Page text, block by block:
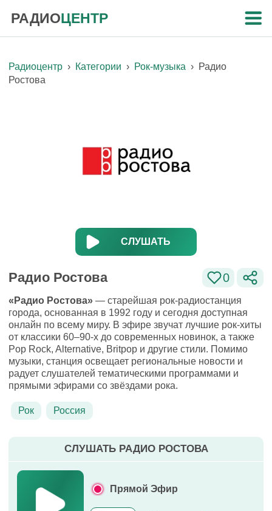
РАДИОЦЕНТР
Радиоцентр › Категории › Рок-музыка › Радио
Ростова
СЛУШАТЬ
Радио Ростова 0
«Радио Ростова» — старейшая рок-радиостанция
города, основанная в 1992 году и сегодня доступная
онлайн по всему миру. В эфире звучат лучшие рок-хиты
от классики 60–90-х до современных новинок, а также
Pop Rock, Alternative, Britpop и другие стили. Помимо
музыки, станция освещает региональные новости и
радует слушателей тематическими программами и
прямыми эфирами со звёздами рока.
Рок Россия
СЛУШАТЬ РАДИО РОСТОВА
Прямой Эфир